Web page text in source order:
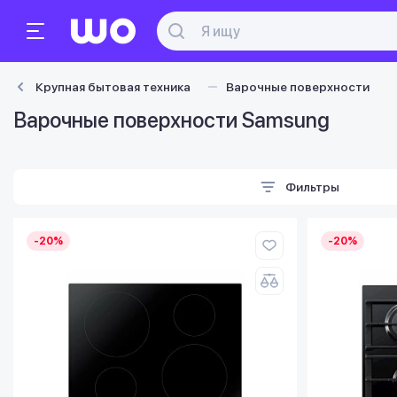
Крупная бытовая техника Варочные поверхности
Варочные поверхности Samsung
Фильтры
-20% -20%